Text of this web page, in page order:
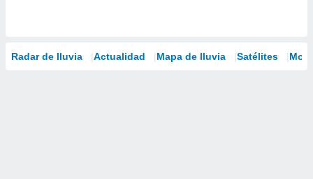
Radar de lluvia Actualidad Mapa de lluvia Satélites